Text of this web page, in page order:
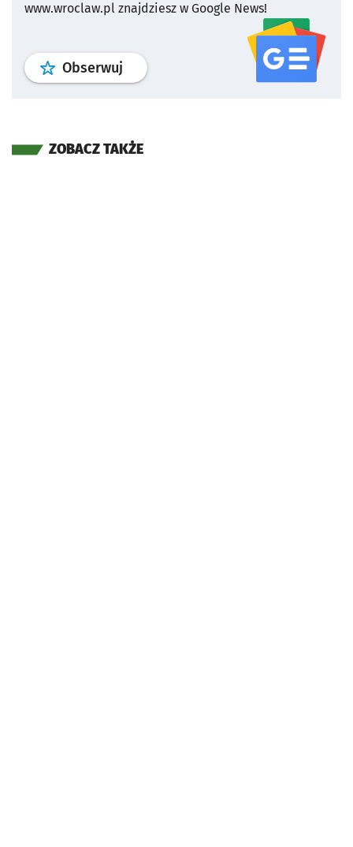
www.wroclaw.pl znajdziesz w Google News!
Obserwuj profil serwisu
ZOBACZ TAKŻE